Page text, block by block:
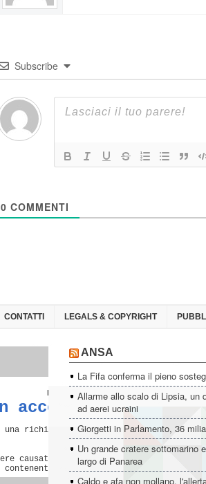
Subscribe
0 COMMENTI
CONTATTI LEGALS & COPYRIGHT
ANSA
La Fifa conferma il pieno
Allarme allo scalo di Lipsia, un
ad aerei ucraini
Giorgetti in Parlamento, 36
Un grande cratere sottomarino
largo di Panarea
Caldo e afa non mollano,